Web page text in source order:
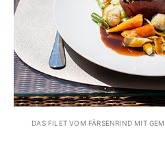
DAS FILET VOM FÄRSENRIND MIT